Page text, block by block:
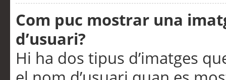
Com puc mostrar una
d’usuari?
Hi ha dos tipus d’imatges